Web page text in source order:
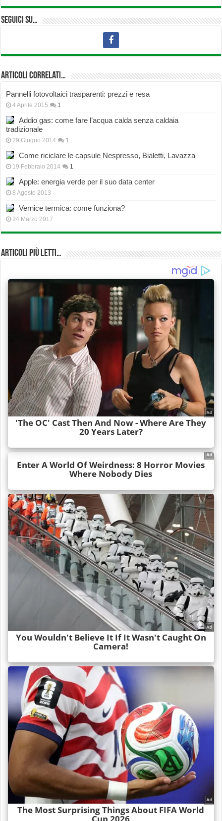
Seguici su…
Articoli correlati…
Pannelli fotovoltaici trasparenti: prezzi e resa
4 Aprile 2015 1
Addio gas: come fare l’acqua calda senza caldaia
tradizionale
29 Giugno 2014 1
Come riciclare le capsule Nespresso, Bialetti, Lavazza
19 Febbraio 2014 1
Apple: energia verde per il suo data center
8 Agosto 2013
Vernice termica: come funziona?
24 Marzo 2017
Articoli più Letti…